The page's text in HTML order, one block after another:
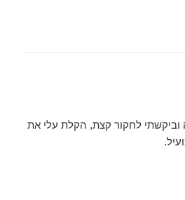
וביקשתי לחקור קצת, הקלת עלי את